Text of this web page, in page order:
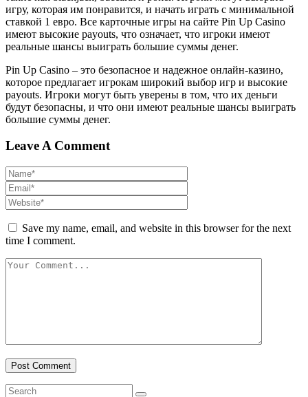
игру, которая им понравится, и начать играть с минимальной
ставкой 1 евро. Все карточные игры на сайте Pin Up Casino
имеют высокие payouts, что означает, что игроки имеют
реальные шансы выиграть большие суммы денег.
Pin Up Casino – это безопасное и надежное онлайн-казино,
которое предлагает игрокам широкий выбор игр и высокие
payouts. Игроки могут быть уверены в том, что их деньги
будут безопасны, и что они имеют реальные шансы выиграть
большие суммы денег.
Leave A Comment
Save my name, email, and website in this browser for the next
time I comment.